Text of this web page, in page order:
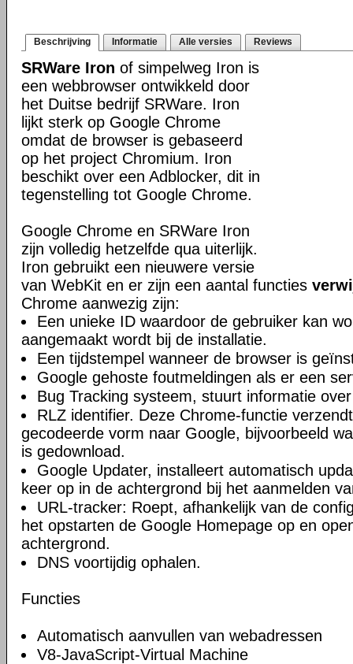
Beschrijving Informatie Alle versies Reviews
SRWare Iron of simpelweg Iron is
een webbrowser ontwikkeld door
het Duitse bedrijf SRWare. Iron
lijkt sterk op Google Chrome
omdat de browser is gebaseerd
op het project Chromium. Iron
beschikt over een Adblocker, dit in
tegenstelling tot Google Chrome.
Google Chrome en SRWare Iron
zijn volledig hetzelfde qua uiterlijk.
Iron gebruikt een nieuwere versie
van WebKit en er zijn een aantal functies
Chrome aanwezig zijn:
Een unieke ID waardoor de gebruiker kan
aangemaakt wordt bij de installatie.
Een tijdstempel wanneer de browser is
Google gehoste foutmeldingen als er een
Bug Tracking systeem, stuurt informatie
RLZ identifier. Deze Chrome-functie
gecodeerde vorm naar Google, bijvoorbeeld
is gedownload.
Google Updater, installeert automatisch
keer op in de achtergrond bij het aanmelden
URL-tracker: Roept, afhankelijk van de
het opstarten de Google Homepage op en
achtergrond.
DNS voortijdig ophalen.
Functies
Automatisch aanvullen van webadressen
V8-JavaScript-Virtual Machine